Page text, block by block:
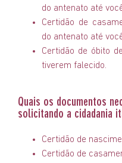
do antenato até
Certidão de
do antenato até
Certidão de óbito
tiverem falecido.
Quais os documentos
solicitando a cidadania
Certidão de
Certidão de